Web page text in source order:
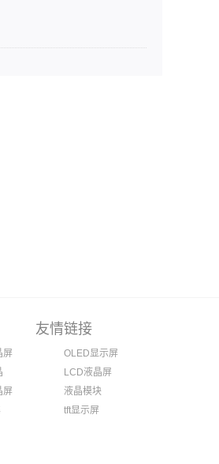
友情链接
屏
OLED显示屏
LCD液晶屏
屏
液晶模块
tft显示屏